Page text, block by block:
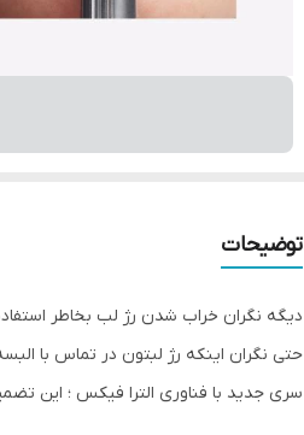
توضیحات
دیگه نگران خراب شدن رژ لب بخاطر
حتی نگران اینکه رژ لبتون در تماس با
سری جدید با فناوری الترا فیکس ؛ این